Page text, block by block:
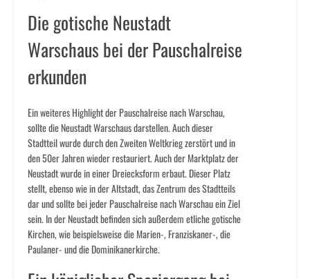
Die gotische Neustadt
Warschaus bei der Pauschalreise
erkunden
Ein weiteres Highlight der Pauschalreise nach Warschau,
sollte die Neustadt Warschaus darstellen. Auch dieser
Stadtteil wurde durch den Zweiten Weltkrieg zerstört und in
den 50er Jahren wieder restauriert. Auch der Marktplatz der
Neustadt wurde in einer Dreiecksform erbaut. Dieser Platz
stellt, ebenso wie in der Altstadt, das Zentrum des Stadtteils
dar und sollte bei jeder Pauschalreise nach Warschau ein Ziel
sein. In der Neustadt befinden sich außerdem etliche gotische
Kirchen, wie beispielsweise die Marien-, Franziskaner-, die
Paulaner- und die Dominikanerkirche.